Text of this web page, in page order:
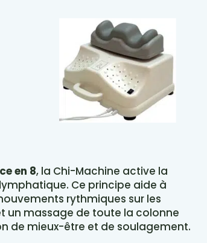
en 8, la Chi-Machine active la
Ce principe aide à
rythmiques sur les
un massage de toute la colonne
de mieux-être et de soulagement.